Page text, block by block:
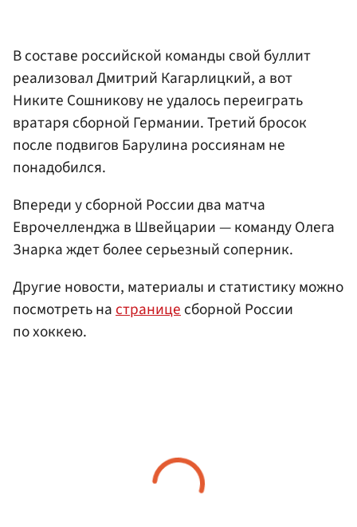
В составе российской команды свой буллит
реализовал Дмитрий Кагарлицкий, а вот
Никите Сошникову не удалось переиграть
вратаря сборной Германии. Третий бросок
после подвигов Барулина россиянам не
понадобился.
Впереди у сборной России два матча
Еврочелленджа в Швейцарии — команду Олега
Знарка ждет более серьезный соперник.
Другие новости, материалы и статистику можно
посмотреть настраницесборной России
по хоккею.